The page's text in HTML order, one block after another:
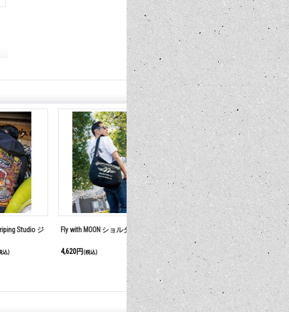
Fly with MOON ショルダー バッグ MOONBEAM ジップ フーディー
8,800円～9,900円 (税込)
MOON キ
3,960円